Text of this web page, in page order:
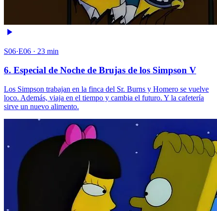
S06·E06 · 23 min
6. Especial de Noche de Brujas de los Simpson V
Los Simpson trabajan en la finca del Sr. Burns y Homero se vuelve
loco. Además, viaja en el tiempo y cambia el futuro. Y la cafetería
sirve un nuevo alimento.